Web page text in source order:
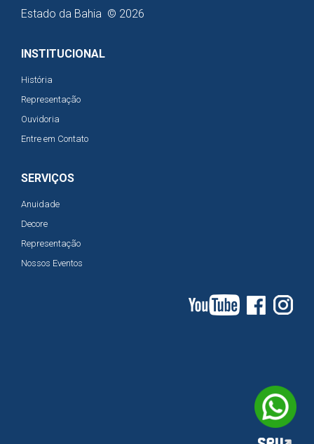
Estado da Bahia © 2026
INSTITUCIONAL
História
Representação
Ouvidoria
Entre em Contato
SERVIÇOS
Anuidade
Decore
Representação
Nossos Eventos